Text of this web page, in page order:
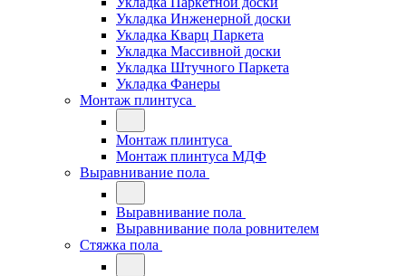
Укладка Инженерной доски
Укладка Кварц Паркета
Укладка Массивной доски
Укладка Штучного Паркета
Укладка Фанеры
Монтаж плинтуса
Монтаж плинтуса
Монтаж плинтуса МДФ
Выравнивание пола
Выравнивание пола
Выравнивание пола ровнителем
Стяжка пола